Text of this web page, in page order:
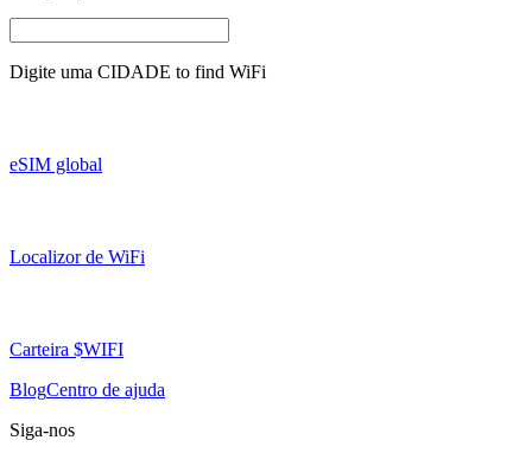
Digite uma CIDADE to find WiFi
eSIM global
Localizor de WiFi
Carteira $WIFI
BlogCentro de ajuda
Siga-nos